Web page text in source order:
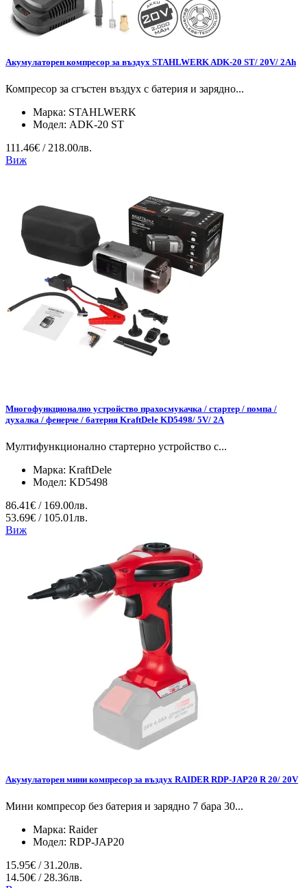
Акумулаторен компресор за въздух STAHLWERK ADK-20 ST/ 20V/ 2Ah
Компресор за сгъстен въздух с батерия и зарядно...
Марка: STAHLWERK
Модел: ADK-20 ST
111.46€ / 218.00лв.
Виж
Многофункционално устройство прахосмукачка / стартер / помпа /
духалка / фенерче / батерия KraftDele KD5498/ 5V/ 2A
Мултифункционално стартерно устройство с...
Марка: KraftDele
Модел: KD5498
86.41€ / 169.00лв.
53.69€ / 105.01лв.
Виж
Акумулаторен мини компресор за въздух RAIDER RDP-JAP20 R 20/ 20V
Мини компресор без батерия и зарядно 7 бара 30...
Марка: Raider
Модел: RDP-JAP20
15.95€ / 31.20лв.
14.50€ / 28.36лв.